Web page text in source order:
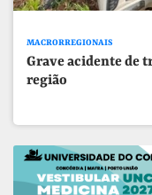
MACRORREGIONAIS
Grave acidente de
região